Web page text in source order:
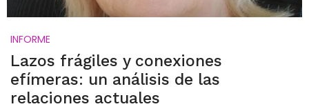
INFORME
Lazos frágiles y conexiones
efímeras: un análisis de las
relaciones actuales